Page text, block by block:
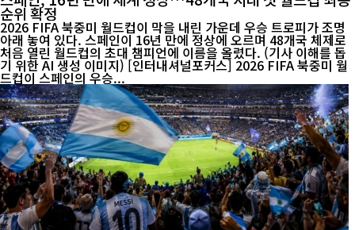
순위 확정
2026 FIFA 북중미 월드컵이 막을 내린 가운데 우승 트로피가 조명
아래 놓여 있다. 스페인이 16년 만에 정상에 오르며 48개국 체제로
처음 열린 월드컵의 초대 챔피언에 이름을 올렸다. (기사 이해를 돕
기 위한 AI 생성 이미지) [인터내셔널포커스] 2026 FIFA 북중미 월
드컵이 스페인의 우승...